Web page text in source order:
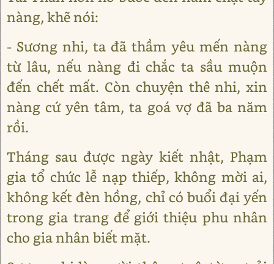
nàng, khẽ nói:
- Sương nhi, ta đã thầm yêu mến nàng
từ lâu, nếu nàng đi chắc ta sầu muộn
đến chết mất. Còn chuyện thê nhi, xin
nàng cứ yên tâm, ta goá vợ đã ba năm
rồi.
Tháng sau được ngày kiết nhật, Phạm
gia tổ chức lễ nạp thiếp, không mời ai,
không kết đèn hồng, chỉ có buổi đại yến
trong gia trang để giới thiệu phu nhân
cho gia nhân biết mặt.